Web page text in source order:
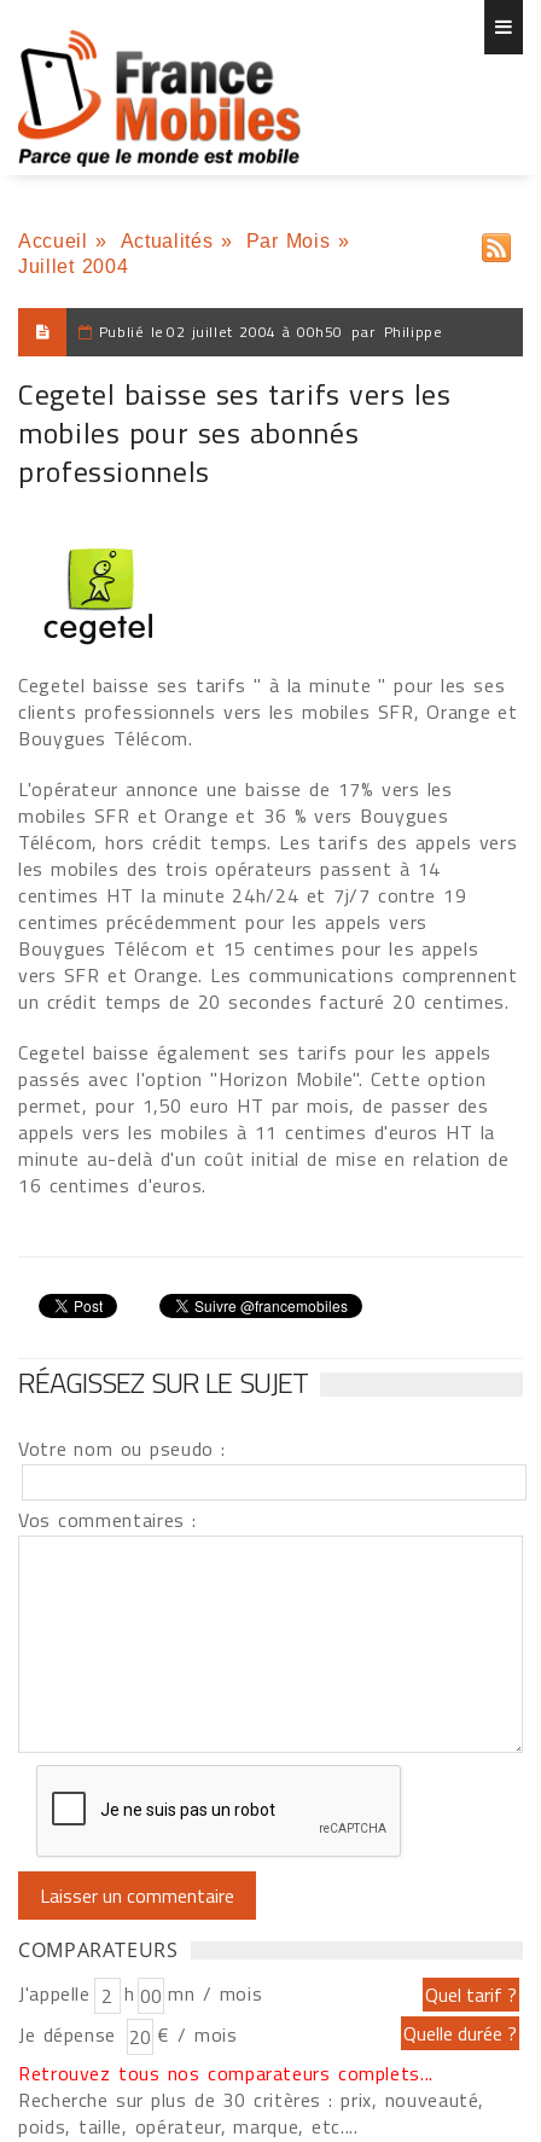
Accueil » Actualités » Par Mois »
Juillet 2004
Publié le 02 juillet 2004 à 00h50 par Philippe
Cegetel baisse ses tarifs vers les
mobiles pour ses abonnés
professionnels
Cegetel baisse ses tarifs " à la minute " pour les ses
clients professionnels vers les mobiles SFR, Orange et
Bouygues Télécom.
L'opérateur annonce une baisse de 17% vers les
mobiles SFR et Orange et 36 % vers Bouygues
Télécom, hors crédit temps. Les tarifs des appels vers
les mobiles des trois opérateurs passent à 14
centimes HT la minute 24h/24 et 7j/7 contre 19
centimes précédemment pour les appels vers
Bouygues Télécom et 15 centimes pour les appels
vers SFR et Orange. Les communications comprennent
un crédit temps de 20 secondes facturé 20 centimes.
Cegetel baisse également ses tarifs pour les appels
passés avec l'option "Horizon Mobile". Cette option
permet, pour 1,50 euro HT par mois, de passer des
appels vers les mobiles à 11 centimes d'euros HT la
minute au-delà d'un coût initial de mise en relation de
16 centimes d'euros.
RÉAGISSEZ SUR LE SUJET
Votre nom ou pseudo :
Vos commentaires :
COMPARATEURS
J'appelle h
mn / mois
Je dépense
€ / mois
Retrouvez tous nos comparateurs complets...
Recherche sur plus de 30 critères : prix, nouveauté,
poids, taille, opérateur, marque, etc....